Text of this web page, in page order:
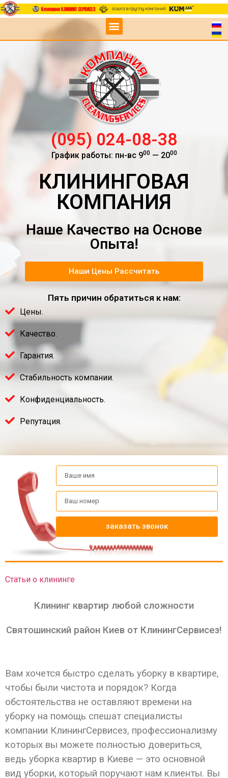
(095) 024-08-38
График работы: пн-вс 900— 2000
КЛИНИНГОВАЯ
КОМПАНИЯ
Наше Качество на Основе
Опыта!
Наши Цены Рассчитать
Пять причин обратиться к нам:
Цены.
Качество.
Гарантия.
Стабильность компании.
Конфиденциальность.
Репутация.
заказать звонок
Статьи о клининге
Клининг квартир любой сложности
Святошинский район Киев от КлинингСервисез!
Вам хочется быстро сделать уборку в квартире,
чтобы были чистота и порядок? Когда
обстоятельства не оставляют времени на
уборку на помощь спешат специалисты
компании КлинингСервисез, профессионализму
которых вы можете полностью довериться,
ведь уборка квартир в Киеве — это основной
вид уборки, который поручают нам клиенты. Вы